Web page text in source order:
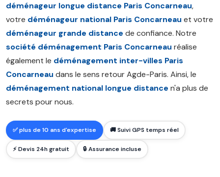
déménageur longue distance Paris Concarneau,
votre déménageur national Paris Concarneau et votre
déménageur grande distance de confiance. Notre
société déménagement Paris Concarneau réalise
également le déménagement inter-villes Paris
Concarneau dans le sens retour Agde-Paris. Ainsi, le
déménagement national longue distance n'a plus de
secrets pour nous.
✅ plus de 10 ans d'expertise 🚚 Suivi GPS temps réel
⚡ Devis 24h gratuit 🔒 Assurance incluse